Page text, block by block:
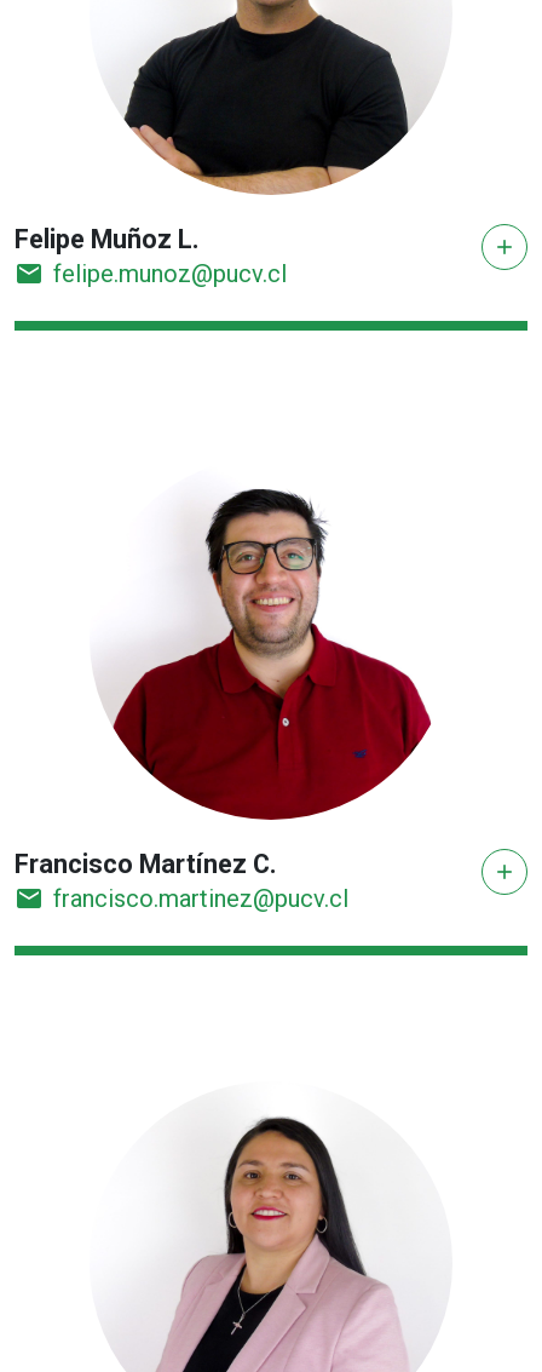
Felipe Muñoz L.
email felipe.munoz@pucv.cl
add
Francisco Martínez C.
email francisco.martinez@pucv.cl
add